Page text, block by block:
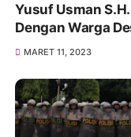
Yusuf Usman
Dengan Warga
MARET 11, 2023